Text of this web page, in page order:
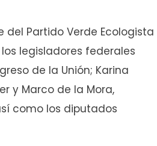
del Partido Verde Ecologista
legisladores federales
de la Unión; Karina
y Marco de la Mora,
como los diputados